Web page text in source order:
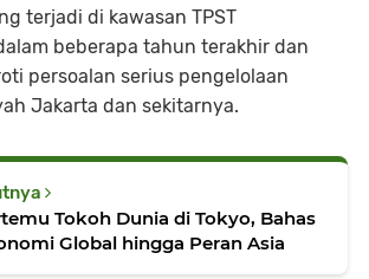
terjadi di kawasan TPST
beberapa tahun terakhir dan
persoalan serius pengelolaan
Jakarta dan sekitarnya.
Tokoh Dunia di Tokyo, Bahas
Global hingga Peran Asia